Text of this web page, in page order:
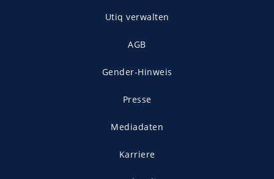
Utiq verwalten
AGB
Gender-Hinweis
Presse
Mediadaten
Karriere